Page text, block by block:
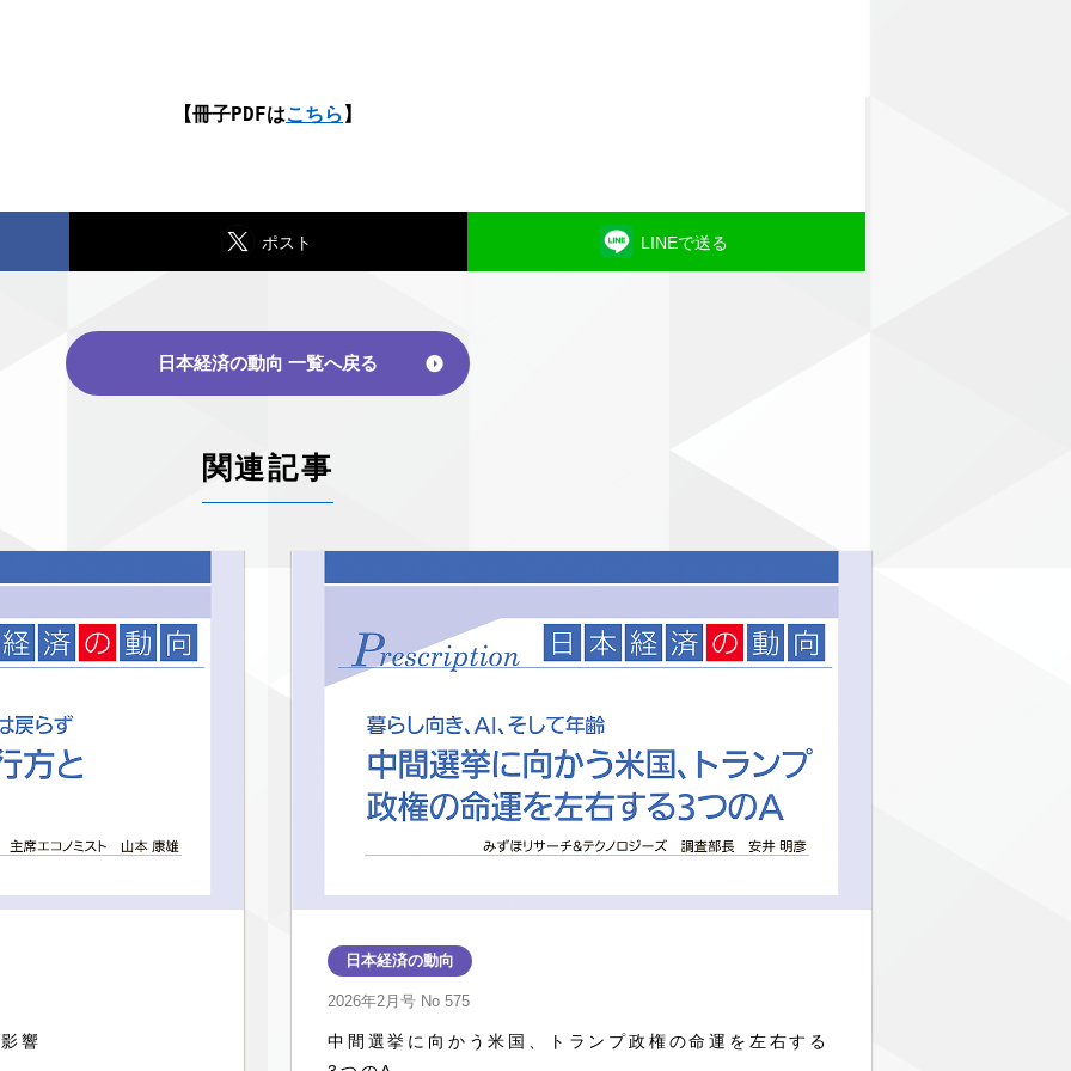
【冊子PDFはこちら 】
ポスト LINEで送る
日本経済の動向 一覧へ戻る
関連記事
響
日本経済の動向
2026年2月号 No 575
中間選挙に向かう米国、トランプ政権の命運を左右する